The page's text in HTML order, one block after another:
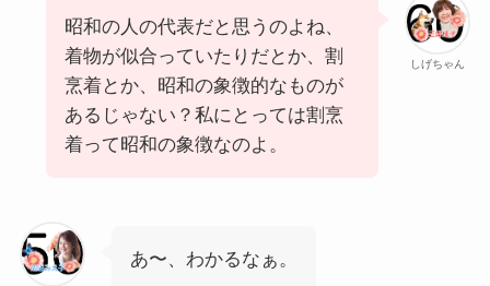
しげちゃん
昭和の人の代表だと思うのよね、
着物が似合っていたりだとか、割
烹着とか、昭和の象徴的なものが
あるじゃない？私にとっては割烹
着って昭和の象徴なのよ。
あ〜、わかるなぁ。